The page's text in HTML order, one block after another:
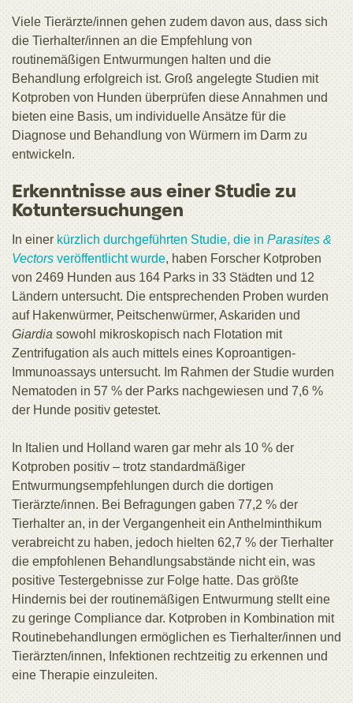
Viele Tierärzte/innen gehen zudem davon aus, dass sich
die Tierhalter/innen an die Empfehlung von
routinemäßigen Entwurmungen halten und die
Behandlung erfolgreich ist. Groß angelegte Studien mit
Kotproben von Hunden überprüfen diese Annahmen und
bieten eine Basis, um individuelle Ansätze für die
Diagnose und Behandlung von Würmern im Darm zu
entwickeln.
Erkenntnisse aus einer Studie zu
Kotuntersuchungen
In einer kürzlich durchgeführten Studie, die in Parasites &
Vectors veröffentlicht wurde, haben Forscher Kotproben
von 2469 Hunden aus 164 Parks in 33 Städten und 12
Ländern untersucht. Die entsprechenden Proben wurden
auf Hakenwürmer, Peitschenwürmer, Askariden und
Giardia sowohl mikroskopisch nach Flotation mit
Zentrifugation als auch mittels eines Koproantigen-
Immunoassays untersucht. Im Rahmen der Studie wurden
Nematoden in 57 % der Parks nachgewiesen und 7,6 %
der Hunde positiv getestet.
In Italien und Holland waren gar mehr als 10 % der
Kotproben positiv – trotz standardmäßiger
Entwurmungsempfehlungen durch die dortigen
Tierärzte/innen. Bei Befragungen gaben 77,2 % der
Tierhalter an, in der Vergangenheit ein Anthelminthikum
verabreicht zu haben, jedoch hielten 62,7 % der Tierhalter
die empfohlenen Behandlungsabstände nicht ein, was
positive Testergebnisse zur Folge hatte. Das größte
Hindernis bei der routinemäßigen Entwurmung stellt eine
zu geringe Compliance dar. Kotproben in Kombination mit
Routinebehandlungen ermöglichen es Tierhalter/innen und
Tierärzten/innen, Infektionen rechtzeitig zu erkennen und
eine Therapie einzuleiten.